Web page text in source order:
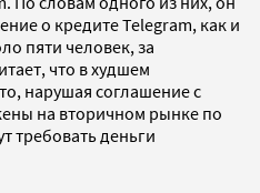
о кредите Telegram, как и
пяти человек, за
что в худшем
нарушая соглашение с
на вторичном рынке по
требовать деньги